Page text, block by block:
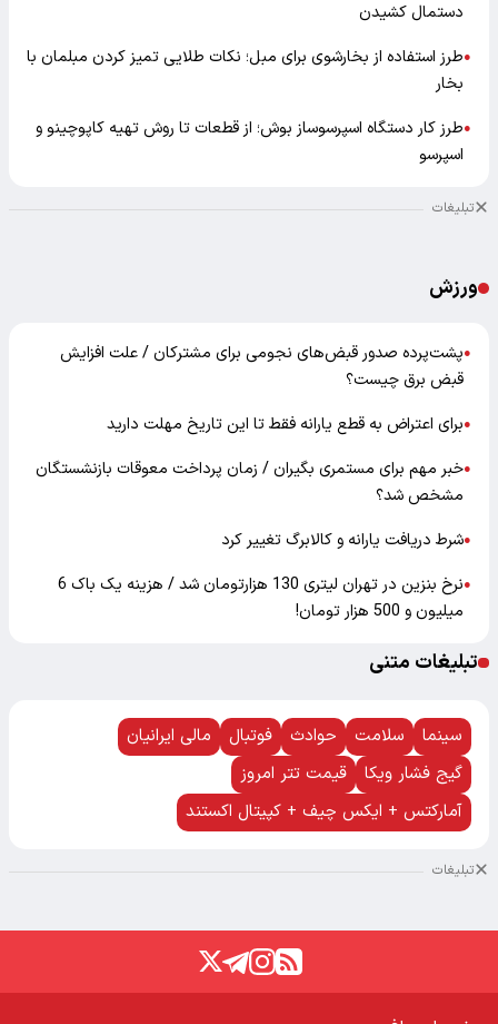
دستمال کشیدن
●طرز استفاده از بخارشوی برای مبل؛ نکات طلایی تمیز کردن مبلمان با
بخار
●طرز کار دستگاه اسپرسوساز بوش؛ از قطعات تا روش تهیه کاپوچینو و
اسپرسو
تبلیغات
ورزش
●پشت‌پرده صدور قبض‌های نجومی برای مشترکان / علت افزایش
قبض برق چیست؟
●برای اعتراض به قطع یارانه فقط تا این تاریخ مهلت دارید
●خبر مهم برای مستمری بگیران / زمان پرداخت معوقات بازنشستگان
مشخص شد؟
●شرط دریافت یارانه و کالابرگ تغییر کرد
●
نرخ بنزین در تهران لیتری 130 هزارتومان شد / هزینه یک باک 6
میلیون و 500 هزار تومان!
تبلیغات متنی
سینما سلامت حوادث فوتبال
مالی ایرانیان
گیج فشار ویکا
قیمت تتر امروز
آمارکتس + ایکس چیف + کپیتال اکستند
تبلیغات